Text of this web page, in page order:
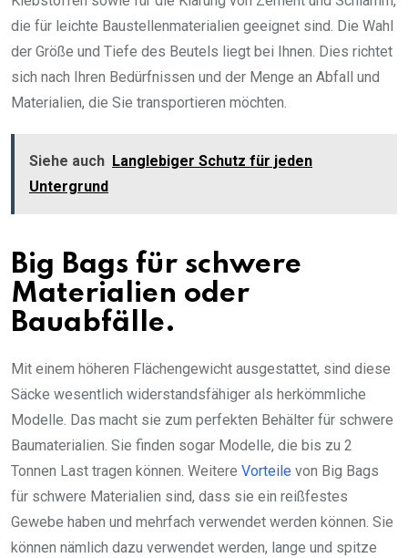
die für leichte Baustellenmaterialien geeignet sind. Die Wahl
der Größe und Tiefe des Beutels liegt bei Ihnen. Dies richtet
sich nach Ihren Bedürfnissen und der Menge an Abfall und
Materialien, die Sie transportieren möchten.
Siehe auch Langlebiger Schutz für jeden
Untergrund
Big Bags für schwere
Materialien oder
Bauabfälle.
Mit einem höheren Flächengewicht ausgestattet, sind diese
Säcke wesentlich widerstandsfähiger als herkömmliche
Modelle. Das macht sie zum perfekten Behälter für schwere
Baumaterialien. Sie finden sogar Modelle, die bis zu 2
Tonnen Last tragen können. Weitere Vorteile von Big Bags
für schwere Materialien sind, dass sie ein reißfestes
Gewebe haben und mehrfach verwendet werden können. Sie
können nämlich dazu verwendet werden, lange und spitze